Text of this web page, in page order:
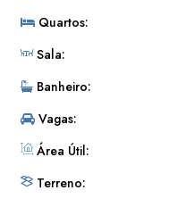
Quartos:
Sala:
Banheiro:
Vagas:
Área Útil:
Terreno: